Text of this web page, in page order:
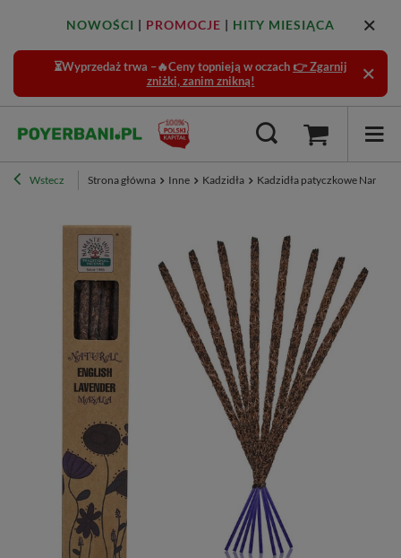
NOWOŚCI | PROMOCJE | HITY MIESIĄCA
⏳Wyprzedaż trwa –🔥Ceny topnieją w oczach 👉 Zgarnij
zniżki, zanim znikną!
Wstecz Strona główna Inne Kadzidła Kadzidła patyczkowe